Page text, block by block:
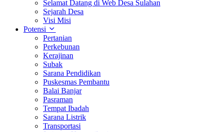
Selamat Datang di Web Desa Sulahan
Sejarah Desa
Visi Misi
Potensi
Pertanian
Perkebunan
Kerajinan
Subak
Sarana Pendidikan
Puskesmas Pembantu
Balai Banjar
Pasraman
Tempat Ibadah
Sarana Listrik
Transportasi